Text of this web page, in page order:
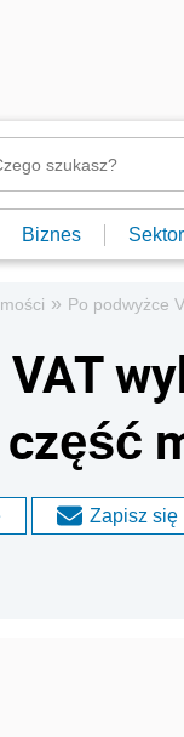
Biznes
» Po podwyżce
Zapisz się